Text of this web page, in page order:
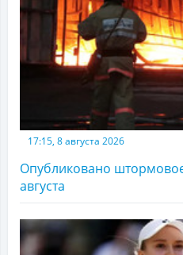
17:15, 8 августа 2026
Опубликовано
августа